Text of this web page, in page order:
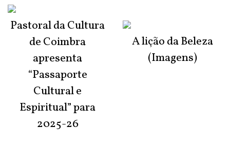
Pastoral da Cultura
de Coimbra
apresenta
“Passaporte
Cultural e
Espiritual” para
2025-26
A lição da Beleza
(Imagens)